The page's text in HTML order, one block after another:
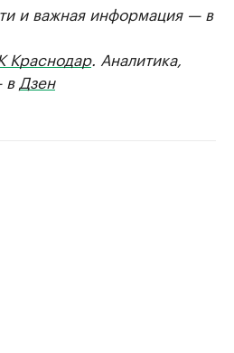
и важная информация — в
Краснодар. Аналитика,
в Дзен